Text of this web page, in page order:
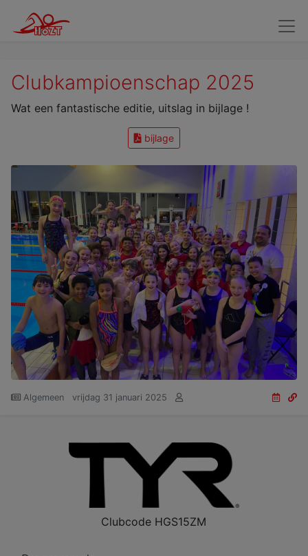
Wedstrijdzwemmers
Clubkampioenschap 2025
Wat een fantastische editie, uitslag in bijlage !
bijlage
Algemeen vrijdag 31 januari 2025
Clubcode HGS15ZM